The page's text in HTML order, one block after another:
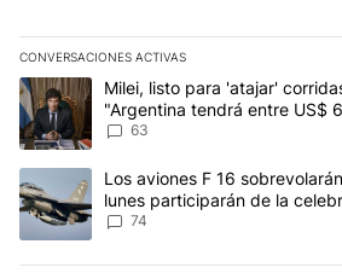
CONVERSACIONES ACTIVAS
Este listado muestra los artículos con
Un artículo de tendencia con el título
Milei, listo para 'atajar'
"Argentina tendrá entre US$
63
Un artículo de tendencia con el título
Los aviones F 16
lunes participarán de la
Aérea
74